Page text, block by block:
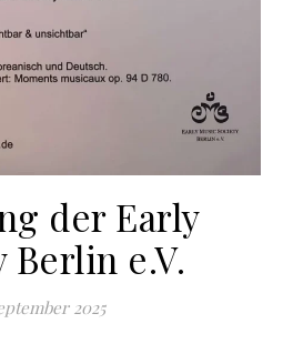
der Early
Berlin e.V.
2025